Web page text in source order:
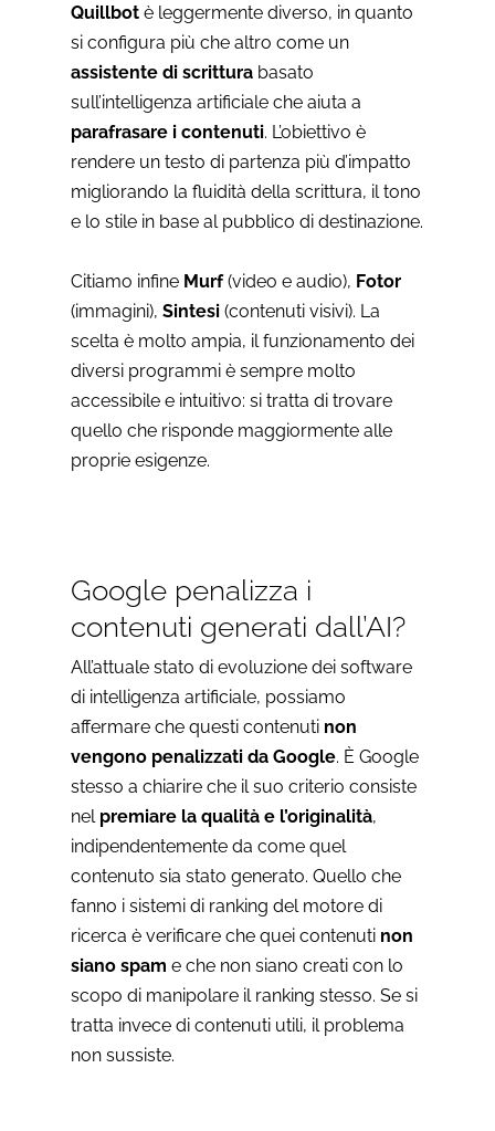
Quillbot è leggermente diverso, in quanto
si configura più che altro come un
assistente di scrittura basato
sull’intelligenza artificiale che aiuta a
parafrasare i contenuti. L’obiettivo è
rendere un testo di partenza più d’impatto
migliorando la fluidità della scrittura, il tono
e lo stile in base al pubblico di destinazione.
Citiamo infine Murf(video e audio), Fotor
(immagini), Sintesi (contenuti visivi). La
scelta è molto ampia, il funzionamento dei
diversi programmi è sempre molto
accessibile e intuitivo: si tratta di trovare
quello che risponde maggiormente alle
proprie esigenze.
Google penalizza i
contenuti generati dall’AI?
All’attuale stato di evoluzione dei software
di intelligenza artificiale, possiamo
affermare che questi contenuti non
vengono penalizzati da Google. È Google
stesso a chiarire che il suo criterio consiste
nel premiare la qualità e l’originalità,
indipendentemente da come quel
contenuto sia stato generato. Quello che
fanno i sistemi di ranking del motore di
ricerca è verificare che quei contenuti non
siano spam e che non siano creati con lo
scopo di manipolare il ranking stesso. Se si
tratta invece di contenuti utili, il problema
non sussiste.